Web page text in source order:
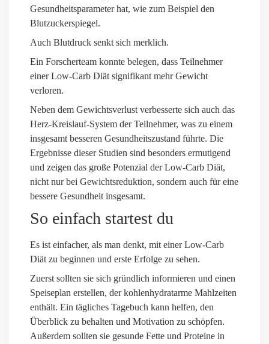
Gesundheitsparameter hat, wie zum Beispiel den
Blutzuckerspiegel.
Auch Blutdruck senkt sich merklich.
Ein Forscherteam konnte belegen, dass Teilnehmer
einer Low-Carb Diät signifikant mehr Gewicht
verloren.
Neben dem Gewichtsverlust verbesserte sich auch das
Herz-Kreislauf-System der Teilnehmer, was zu einem
insgesamt besseren Gesundheitszustand führte. Die
Ergebnisse dieser Studien sind besonders ermutigend
und zeigen das große Potenzial der Low-Carb Diät,
nicht nur bei Gewichtsreduktion, sondern auch für eine
bessere Gesundheit insgesamt.
So einfach startest du
Es ist einfacher, als man denkt, mit einer Low-Carb
Diät zu beginnen und erste Erfolge zu sehen.
Zuerst sollten sie sich gründlich informieren und einen
Speiseplan erstellen, der kohlenhydratarme Mahlzeiten
enthält. Ein tägliches Tagebuch kann helfen, den
Überblick zu behalten und Motivation zu schöpfen.
Außerdem sollten sie gesunde Fette und Proteine in